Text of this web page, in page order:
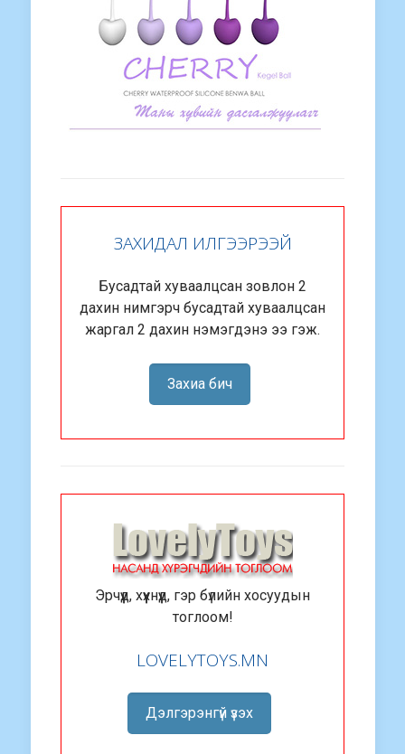
ЗАХИДАЛ ИЛГЭЭРЭЭЙ
Бусадтай хуваалцсан зовлон 2
дахин нимгэрч бусадтай хуваалцсан
жаргал 2 дахин нэмэгдэнэ ээ гэж.
Захиа бич
Эрчүүд, хүүхнүүд, гэр бүлийн хосуудын
тоглоом!
LOVELYTOYS.MN
Дэлгэрэнгүй үзэх